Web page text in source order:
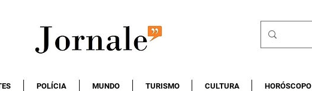
POLÍCIA MUNDO TURISMO CULTURA HORÓSCOPO